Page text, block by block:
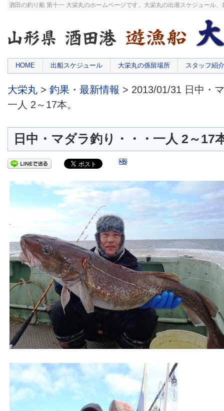
酒田の釣り船 第十一 大栄丸のホームページです。大栄丸の出港スケジュール
HOME 出船スケジュール 大栄丸の係留場所 スタッフ紹介
大栄丸 > 釣果・最新情報 > 2013/01/31 日中・
一人 2～17本。
日中・マダラ釣り・・・一人 2～17